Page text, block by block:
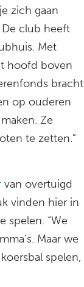
zich gaan
club heeft
Met
hoofd boven
bracht
op ouderen
Ze
te zetten.”
van overtuigd
vinden hier in
spelen. “We
Maar we
spelen,